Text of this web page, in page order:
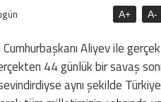
A+ A-
Aliyev ile
44 günlük bir savaş
aynı şekilde